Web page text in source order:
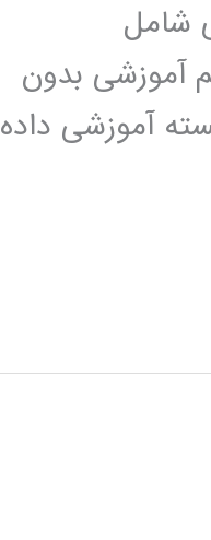
شامل
آموزشی بدون
آموزشی داده